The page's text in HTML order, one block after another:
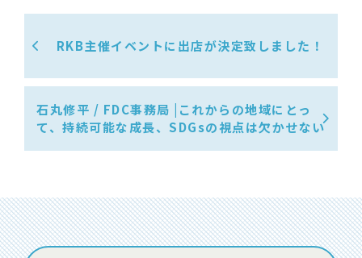
RKB主催イベントに出店が決定致しました！
石丸修平 / FDC事務局 |これからの地域にとっ
て、持続可能な成長、SDGsの視点は欠かせない